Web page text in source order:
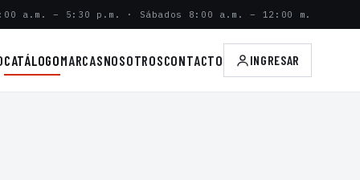
a.m. – 5:30 p.m. · Sábados 8:00 a.m. – 12:00 m.
CATÁLOGOMARCASNOSOTROSCONTACTO INGRESAR